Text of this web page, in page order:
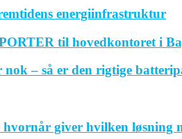
energiinfrastruktur
til hovedkontoret i
– så er den rigtige
giver hvilken løsning